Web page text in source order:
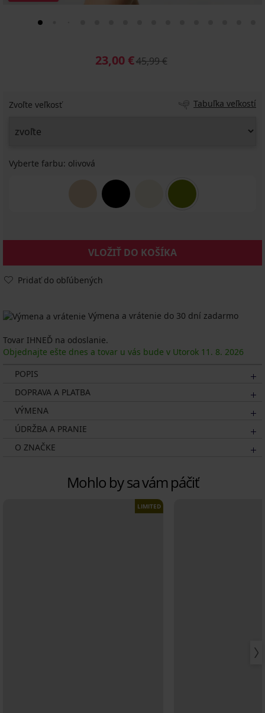
23,00 €45,99 €
Zvoľte veľkosť Tabuľka veľkostí
Vyberte farbu: olivová
VLOŽIŤ DO KOŠÍKA
Pridať do obľúbených
Výmena a vrátenie do 30 dní zadarmo
Tovar IHNEĎ na odoslanie.
Objednajte ešte dnes a tovar u vás bude v Utorok 11. 8. 2026
POPIS
DOPRAVA A PLATBA
VÝMENA
ÚDRŽBA A PRANIE
O ZNAČKE
Mohlo by sa vám páčiť
LIMITED